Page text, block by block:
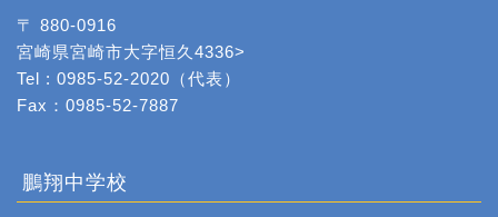
〒 880-0916
宮崎県宮崎市大字恒久4336>
Tel : 0985-52-2020（代表）
Fax：0985-52-7887
鵬翔中学校